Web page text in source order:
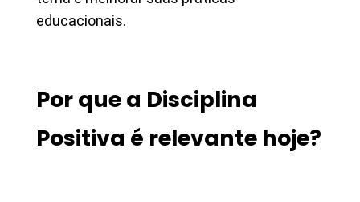
educacionais.
Por que a Disciplina
Positiva é relevante hoje?